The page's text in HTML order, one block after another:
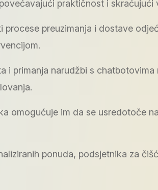
praktičnost i skraćujući
preuzimanja i dostave
primanja narudžbi s
omogućuje im da se usredotoče
ponuda, podsjetnika za